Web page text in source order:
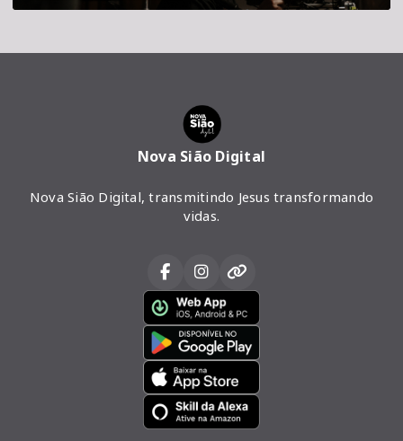
Nova Sião Digital
Nova Sião Digital, transmitindo Jesus transformando
vidas.